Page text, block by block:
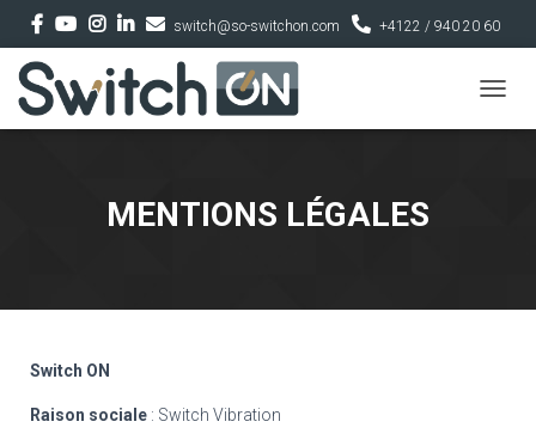
switch@so-switchon.com +4122 / 940 20 60
É
N
MENTIONS LÉGALES
Switch ON
Raison sociale : Switch Vibration